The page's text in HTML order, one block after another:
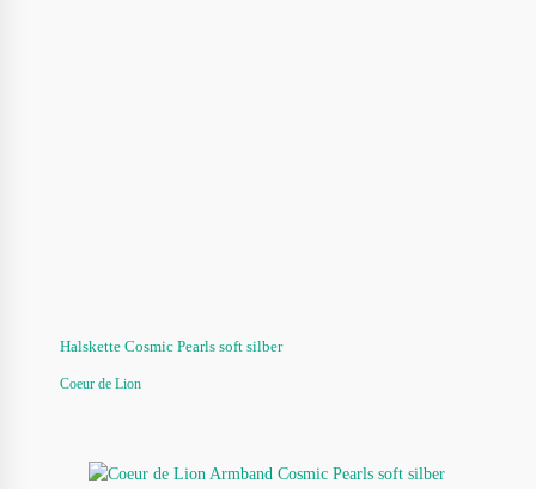
Halskette Cosmic Pearls soft silber
Coeur de Lion